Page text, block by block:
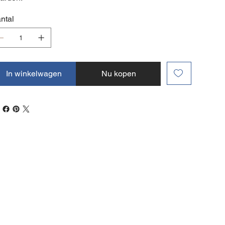
In winkelwagen Nu kopen